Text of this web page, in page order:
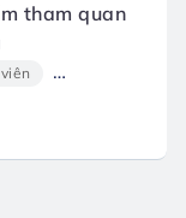
tham quan
#Chợ địa phương